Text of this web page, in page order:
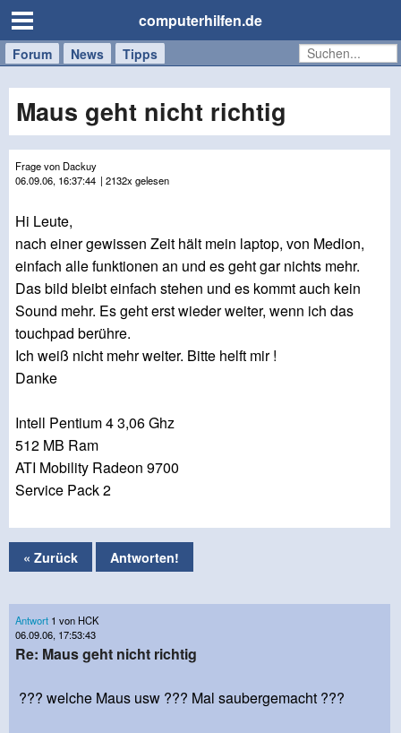
computerhilfen.de
Forum News Tipps
Handy
Tablet
Windows
Mac
Maus geht nicht richtig
Frage von Dackuy
06.09.06, 16:37:44 | 2132x gelesen
Hi Leute,
nach einer gewissen Zeit hält mein laptop, von Medion,
einfach alle funktionen an und es geht gar nichts mehr.
Das bild bleibt einfach stehen und es kommt auch kein
Sound mehr. Es geht erst wieder weiter, wenn ich das
touchpad berühre.
Ich weiß nicht mehr weiter. Bitte helft mir !
Danke
Intell Pentium 4 3,06 Ghz
512 MB Ram
ATI Mobility Radeon 9700
Service Pack 2
« Zurück Antworten!
Antwort 1 von HCK
06.09.06, 17:53:43
Re: Maus geht nicht richtig
??? welche Maus usw ??? Mal saubergemacht ???